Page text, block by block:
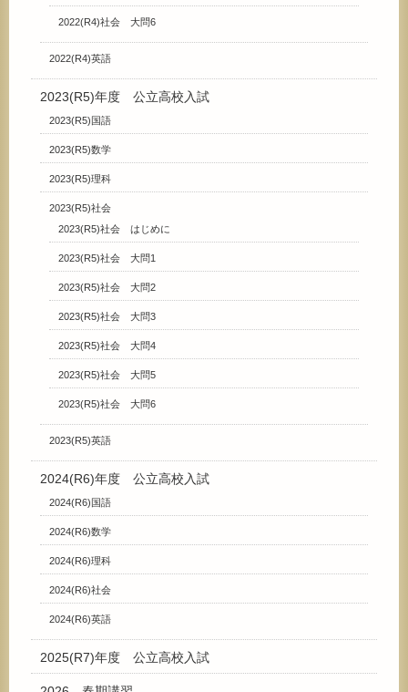
2022(R4)社会 大問6
2022(R4)英語
2023(R5)年度 公立高校入試
2023(R5)国語
2023(R5)数学
2023(R5)理科
2023(R5)社会
2023(R5)社会 はじめに
2023(R5)社会 大問1
2023(R5)社会 大問2
2023(R5)社会 大問3
2023(R5)社会 大問4
2023(R5)社会 大問5
2023(R5)社会 大問6
2023(R5)英語
2024(R6)年度 公立高校入試
2024(R6)国語
2024(R6)数学
2024(R6)理科
2024(R6)社会
2024(R6)英語
2025(R7)年度 公立高校入試